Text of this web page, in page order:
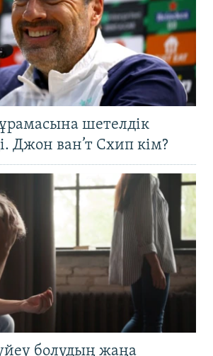
шетелдік
Джон ван’т Схип кім?
болудың жаңа